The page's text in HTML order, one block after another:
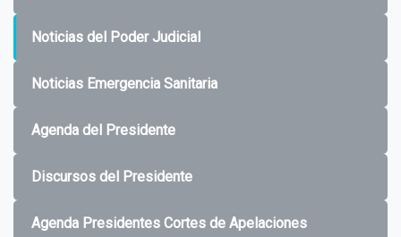
Noticias del Poder Judicial
Noticias Emergencia Sanitaria
Agenda del Presidente
Discursos del Presidente
Agenda Presidentes Cortes de Apelaciones